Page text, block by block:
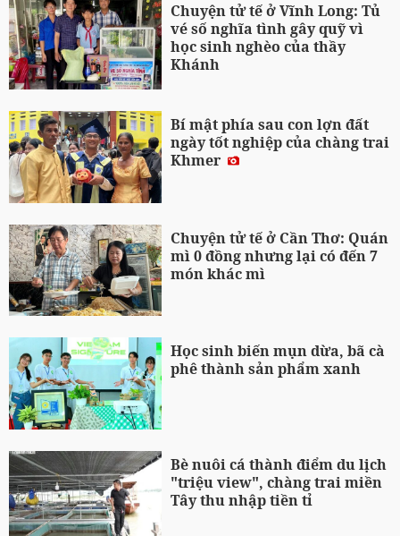
Chuyện tử tế ở Vĩnh Long: Tủ
vé số nghĩa tình gây quỹ vì
học sinh nghèo của thầy
Khánh
Bí mật phía sau con lợn đất
ngày tốt nghiệp của chàng trai
Khmer
Chuyện tử tế ở Cần Thơ: Quán
mì 0 đồng nhưng lại có đến 7
món khác mì
Học sinh biến mụn dừa, bã cà
phê thành sản phẩm xanh
Bè nuôi cá thành điểm du lịch
"triệu view", chàng trai miền
Tây thu nhập tiền tỉ